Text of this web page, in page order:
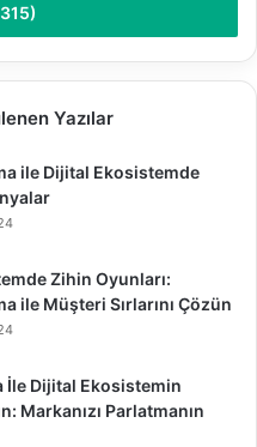
Yazılar
ile Dijital Ekosistemde
Zihin Oyunları:
ile Müşteri Sırlarını Çözün
İle Dijital Ekosistemin
Markanızı Parlatmanın